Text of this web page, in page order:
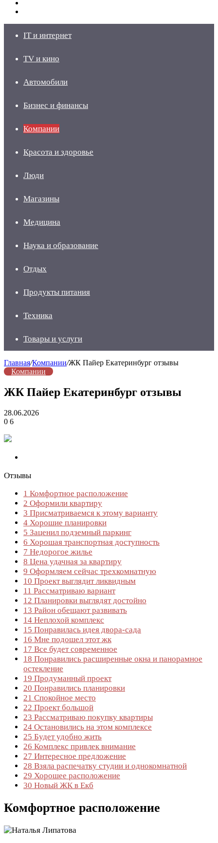
IT и интернет
TV и кино
Автомобили
Бизнес и финансы
Компании
Красота и здоровье
Люди
Магазины
Медицина
Наука и образование
Отдых
Продукты питания
Техника
Товары и услуги
Главная/Компании/ЖК Пайер Екатеринбург отзывы
Компании
ЖК Пайер Екатеринбург отзывы
28.06.2026
0 6
Отзывы
1 Комфортное расположение
2 Оформили квартиру
3 Присматриваемся к этому варианту
4 Хорошие планировки
5 Заценил подземный паркинг
6 Хорошая транспортная доступность
7 Недорогое жилье
8 Цена удачная за квартиру
9 Оформляем сейчас трехкомнатную
10 Проект выглядит ликвидным
11 Рассматриваю вариант
12 Планировки выглядят достойно
13 Район обещают развивать
14 Неплохой комплекс
15 Понравилась идея двора-сада
16 Мне подошел этот жк
17 Все будет современное
18 Понравились расширенные окна и панорамное
остекление
19 Продуманный проект
20 Понравились планировки
21 Спокойное место
22 Проект большой
23 Рассматриваю покупку квартиры
24 Остановились на этом комплексе
25 Будет удобно жить
26 Комплекс привлек внимание
27 Интересное предложение
28 Взяла распечатку студии и однокомнатной
29 Хорошее расположение
30 Новый ЖК в Екб
Комфортное расположение